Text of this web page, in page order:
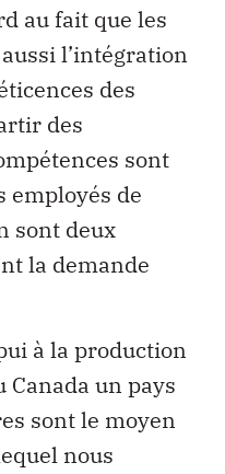
au fait que les
l’intégration
des
des
sont
employés de
sont deux
la demande
à la production
Canada un pays
sont le moyen
nous